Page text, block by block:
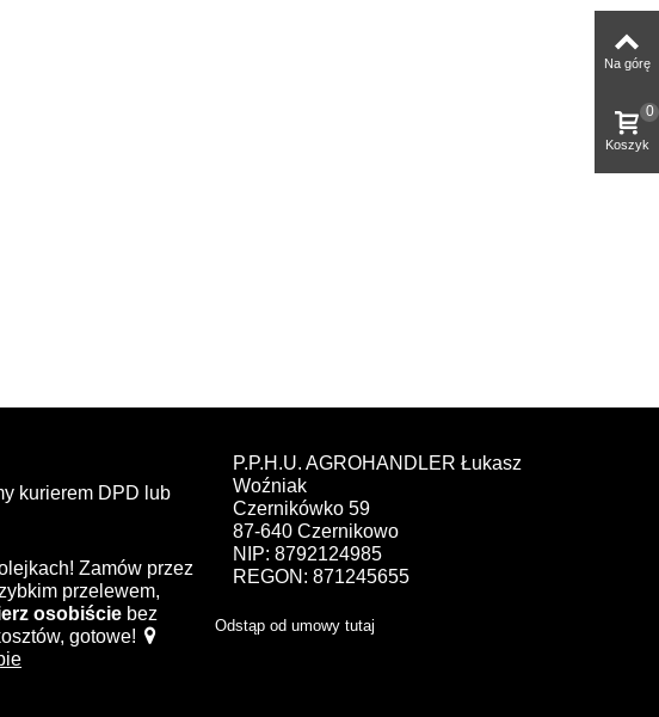
kurierem DPD lub
Zamów przez
przelewem,
osobiście bez
gotowe!
P.P.H.U. AGROHANDLER Łukasz
Woźniak
Czernikówko 59
87-640 Czernikowo
NIP: 8792124985
REGON: 871245655
Odstąp od umowy tutaj
Na górę
Koszyk
0